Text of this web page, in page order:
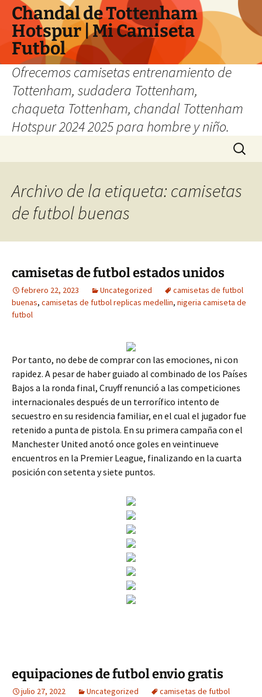
Chandal de Tottenham
Hotspur | Mi Camiseta
Futbol
Ofrecemos camisetas entrenamiento de
Tottenham, sudadera Tottenham,
chaqueta Tottenham, chandal Tottenham
Hotspur 2024 2025 para hombre y niño.
Buscar:
Archivo de la etiqueta: camisetas
de futbol buenas
camisetas de futbol estados unidos
febrero 22, 2023 Uncategorized
camisetas de futbol
buenas, camisetas de futbol replicas medellin, nigeria camiseta de
futbol
Por tanto, no debe de comprar con las emociones, ni con
rapidez. A pesar de haber guiado al combinado de los Países
Bajos a la ronda final, Cruyff renunció a las competiciones
internacionales después de un terrorífico intento de
secuestro en su residencia familiar, en el cual el jugador fue
retenido a punta de pistola. En su primera campaña con el
Manchester United anotó once goles en veintinueve
encuentros en la Premier League, finalizando en la cuarta
posición con setenta y siete puntos.
equipaciones de futbol envio gratis
julio 27, 2022 Uncategorized
camisetas de futbol